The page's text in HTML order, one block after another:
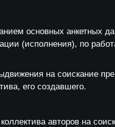
основных анкетных
(исполнения), по
на соискание
его создавшего.
авторов на